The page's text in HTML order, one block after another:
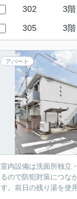
302 3階
305 3階
アパート
室内設備は洗面所独立
るので防犯対策につな
す。前日の残り湯を使